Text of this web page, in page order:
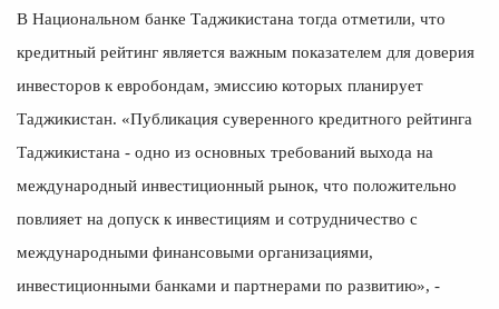
В Национальном банке Таджикистана тогда отметили, что
кредитный рейтинг является важным показателем для доверия
инвесторов к евробондам, эмиссию которых планирует
Таджикистан. «Публикация суверенного кредитного рейтинга
Таджикистана - одно из основных требований выхода на
международный инвестиционный рынок, что положительно
повлияет на допуск к инвестициям и сотрудничество с
международными финансовыми организациями,
инвестиционными банками и партнерами по развитию», -